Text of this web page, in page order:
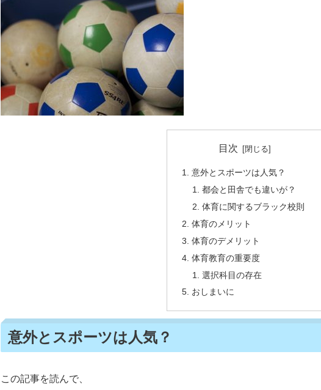
目次
意外とスポーツは人気？
都会と田舎でも違いが？
体育に関するブラック校則
体育のメリット
体育のデメリット
体育教育の重要度
選択科目の存在
おしまいに
意外とスポーツは人気？
この記事を読んで、